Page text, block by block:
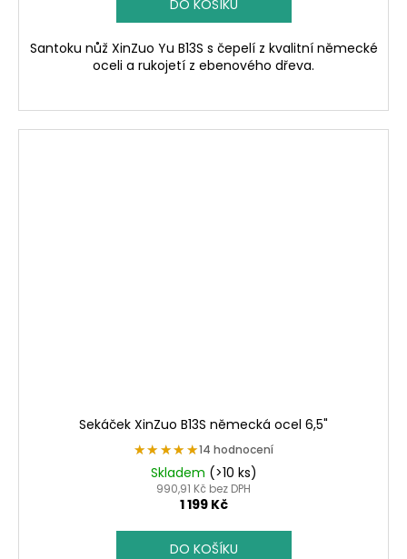
DO KOŠÍKU
Santoku nůž XinZuo Yu B13S s čepelí z kvalitní německé
oceli a rukojetí z ebenového dřeva.
Sekáček XinZuo B13S německá ocel 6,5"
★★★★★
★★★★★14 hodnocení
Skladem (>10 ks)
990,91 Kč bez DPH
1 199 Kč
DO KOŠÍKU